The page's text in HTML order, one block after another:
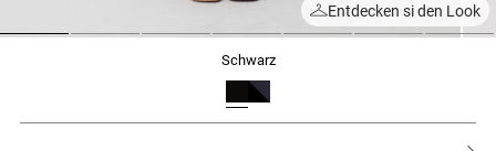
Entdecken si den Look
schwarz